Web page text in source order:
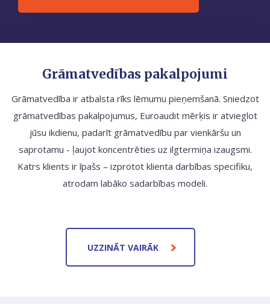
Grāmatvedības pakalpojumi
Grāmatvedība ir atbalsta rīks lēmumu pieņemšanā. Sniedzot
grāmatvedības pakalpojumus, Euroaudit mērķis ir atvieglot
jūsu ikdienu, padarīt grāmatvedību par vienkāršu un
saprotamu - ļaujot koncentrēties uz ilgtermiņa izaugsmi.
Katrs klients ir īpašs – izprotot klienta darbības specifiku,
atrodam labāko sadarbības modeli.
UZZINĀT VAIRĀK